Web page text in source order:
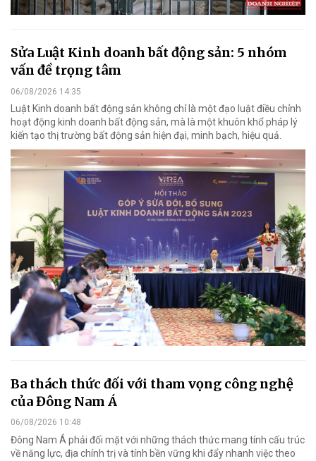
Sửa Luật Kinh doanh bất động sản: 5 nhóm
vấn đề trọng tâm
06/08/2026 14:35
Luật Kinh doanh bất động sản không chỉ là một đạo luật điều chỉnh
hoạt động kinh doanh bất động sản, mà là một khuôn khổ pháp lý
kiến tạo thị trường bất động sản hiện đại, minh bạch, hiệu quả.
Ba thách thức đối với tham vọng công nghệ
của Đông Nam Á
06/08/2026 10:48
Đông Nam Á phải đối mặt với những thách thức mang tính cấu trúc
về năng lực, địa chính trị và tính bền vững khi đẩy nhanh việc theo